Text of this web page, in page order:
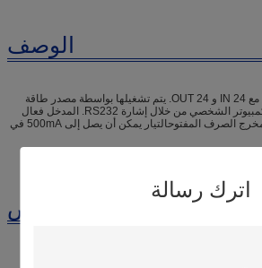
اترك رسالة
الوصف
UWC348 هي بطاقة اتصال IO مع 24 IN و 24 OUT. يتم تشغيلها بواسطة مصدر طاقة
مدخل 24 فولت. تتواصل مع الكمبيوتر الشخصي من خلال إشارة RS232. المدخل فعال
منخفض المستوى،المخرج هو مخرج الصرف المفتوحالتيار يمكن أن يصل إلى 500mA في
الخصائص